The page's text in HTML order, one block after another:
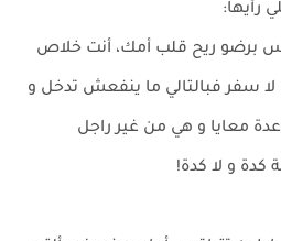
رأيها:
برضو ريح قلب أمك، أنت خلاص
سفر فبالتالي ما ينفعش تدخل و
معايا و هي من غير راجل
كدة و لا كدة!